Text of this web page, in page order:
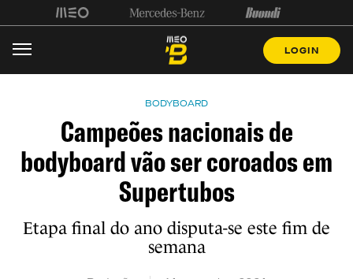
LOGIN
BODYBOARD
Campeões nacionais de
bodyboard vão ser coroados em
Supertubos
Etapa final do ano disputa-se este fim de
semana